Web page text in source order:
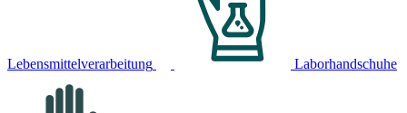
Lebensmittelverarbeitung Laborhandschuhe